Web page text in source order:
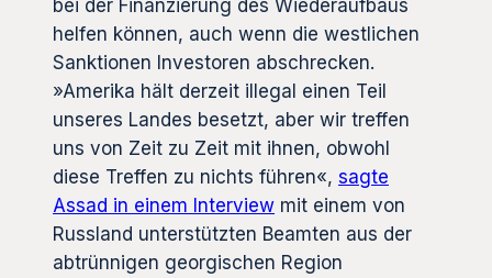
bei der Finanzierung des Wiederaufbaus
helfen können, auch wenn die westlichen
Sanktionen Investoren abschrecken.
»Amerika hält derzeit illegal einen Teil
unseres Landes besetzt, aber wir treffen
uns von Zeit zu Zeit mit ihnen, obwohl
diese Treffen zu nichts führen«, sagte
Assad in einem Interview mit einem von
Russland unterstützten Beamten aus der
abtrünnigen georgischen Region